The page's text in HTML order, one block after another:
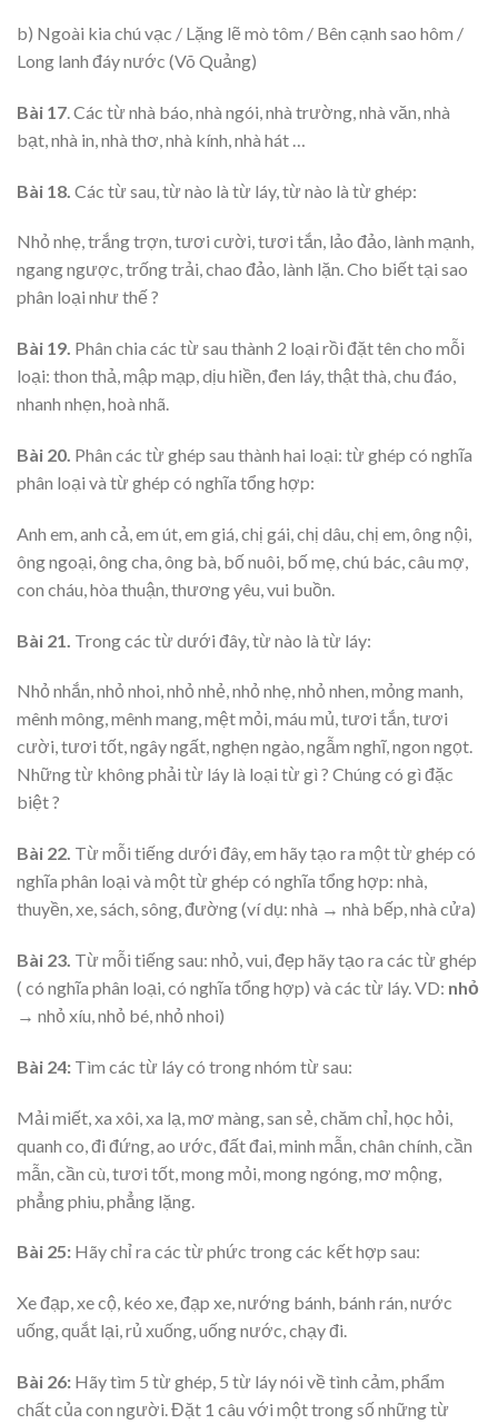
b) Ngoài kia chú vạc / Lặng lẽ mò tôm / Bên cạnh sao hôm /
Long lanh đáy nước (Võ Quảng)
Bài 17. Các từ nhà báo, nhà ngói, nhà trường, nhà văn, nhà
bạt, nhà in, nhà thơ, nhà kính, nhà hát …
Bài 18. Các từ sau, từ nào là từ láy, từ nào là từ ghép:
Nhỏ nhẹ, trắng trợn, tươi cười, tươi tắn, lảo đảo, lành mạnh,
ngang ngược, trống trải, chao đảo, lành lặn. Cho biết tại sao
phân loại như thế ?
Bài 19. Phân chia các từ sau thành 2 loại rồi đặt tên cho mỗi
loại: thon thả, mập mạp, dịu hiền, đen láy, thật thà, chu đáo,
nhanh nhẹn, hoà nhã.
Bài 20. Phân các từ ghép sau thành hai loại: từ ghép có nghĩa
phân loại và từ ghép có nghĩa tổng hợp:
Anh em, anh cả, em út, em giá, chị gái, chị dâu, chị em, ông nội,
ông ngoại, ông cha, ông bà, bố nuôi, bố mẹ, chú bác, câu mợ,
con cháu, hòa thuận, thương yêu, vui buồn.
Bài 21. Trong các từ dưới đây, từ nào là từ láy:
Nhỏ nhắn, nhỏ nhoi, nhỏ nhẻ, nhỏ nhẹ, nhỏ nhen, mỏng manh,
mênh mông, mênh mang, mệt mỏi, máu mủ, tươi tắn, tươi
cười, tươi tốt, ngây ngất, nghẹn ngào, ngẫm nghĩ, ngon ngọt.
Những từ không phải từ láy là loại từ gì ? Chúng có gì đặc
biệt ?
Bài 22. Từ mỗi tiếng dưới đây, em hãy tạo ra một từ ghép có
nghĩa phân loại và một từ ghép có nghĩa tổng hợp: nhà,
thuyền, xe, sách, sông, đường (ví dụ: nhà → nhà bếp, nhà cửa)
Bài 23. Từ mỗi tiếng sau: nhỏ, vui, đẹp hãy tạo ra các từ ghép
( có nghĩa phân loại, có nghĩa tổng hợp) và các từ láy. VD: nhỏ
→ nhỏ xíu, nhỏ bé, nhỏ nhoi)
Bài 24: Tìm các từ láy có trong nhóm từ sau:
Mải miết, xa xôi, xa lạ, mơ màng, san sẻ, chăm chỉ, học hỏi,
quanh co, đi đứng, ao ước, đất đai, minh mẫn, chân chính, cần
mẫn, cần cù, tươi tốt, mong mỏi, mong ngóng, mơ mộng,
phẳng phiu, phẳng lặng.
Bài 25: Hãy chỉ ra các từ phức trong các kết hợp sau:
Xe đạp, xe cộ, kéo xe, đạp xe, nướng bánh, bánh rán, nước
uống, quắt lại, rủ xuống, uống nước, chạy đi.
Bài 26: Hãy tìm 5 từ ghép, 5 từ láy nói về tình cảm, phẩm
chất của con người. Đặt 1 câu với một trong số những từ